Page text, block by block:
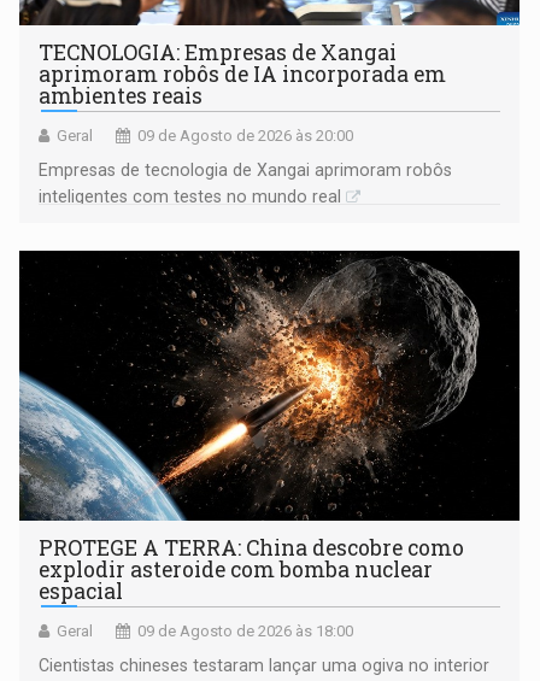
TECNOLOGIA: Empresas de Xangai
aprimoram robôs de IA incorporada em
ambientes reais
Geral 09 de Agosto de 2026 às 20:00
Empresas de tecnologia de Xangai aprimoram robôs
inteligentes com testes no mundo real
PROTEGE A TERRA: China descobre como
explodir asteroide com bomba nuclear
espacial
Geral 09 de Agosto de 2026 às 18:00
Cientistas chineses testaram lançar uma ogiva no interior